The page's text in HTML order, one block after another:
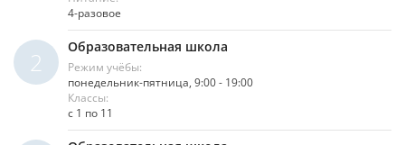
4-разовое
2
Образовательная школа
Режим учёбы:
понедельник-пятница, 9:00 - 19:00
Классы:
с 1 по 11